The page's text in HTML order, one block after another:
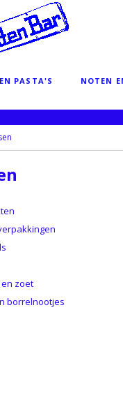
PASTA'S NOTEN
zoet
borrelnootjes